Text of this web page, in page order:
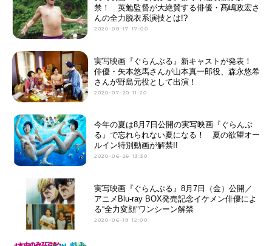
禁！ 英勉監督が大絶賛する俳優・髙嶋政宏さ
んの全力脱衣系演技とは!?
2020-08-17 17:00
実写映画『ぐらんぶる』新キャストが発表！
俳優・矢本悠馬さんが山本真一郎役、森永悠希
さんが野島元役として出演！
2020-07-20 11:20
今年の夏は8月7日公開の実写映画『ぐらんぶ
る』で忘れられない夏になる！ 夏の欲望オー
ルイン特別動画が解禁!!
2020-06-26 13:30
実写映画『ぐらんぶる』8月7日（金）公開／
アニメBlu-ray BOX発売記念イケメン俳優によ
る“全力変顔”ワンシーン解禁
2020-06-19 12:00